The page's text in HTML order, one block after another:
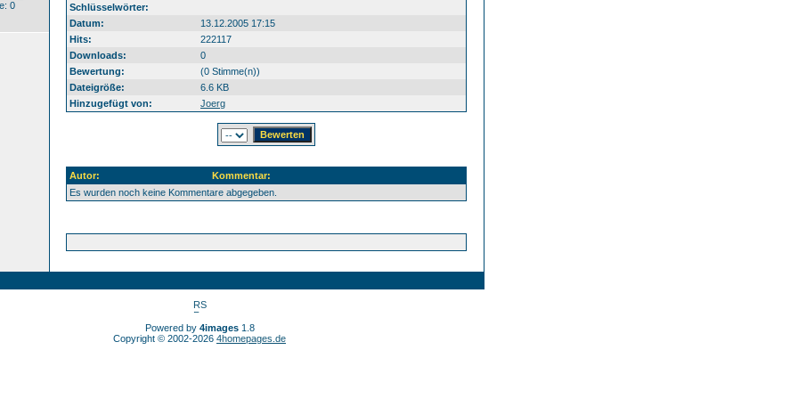
0
Schlüsselwörter:
Datum:
13.12.2005 17:15
Hits:
222117
Downloads:
0
Bewertung:
(0 Stimme(n))
Dateigröße:
6.6 KB
Hinzugefügt von:
Joerg
Autor:
Kommentar:
Es wurden noch keine Kommentare abgegeben.
Powered by 4images1.8
Copyright © 2002-2026 4homepages.de